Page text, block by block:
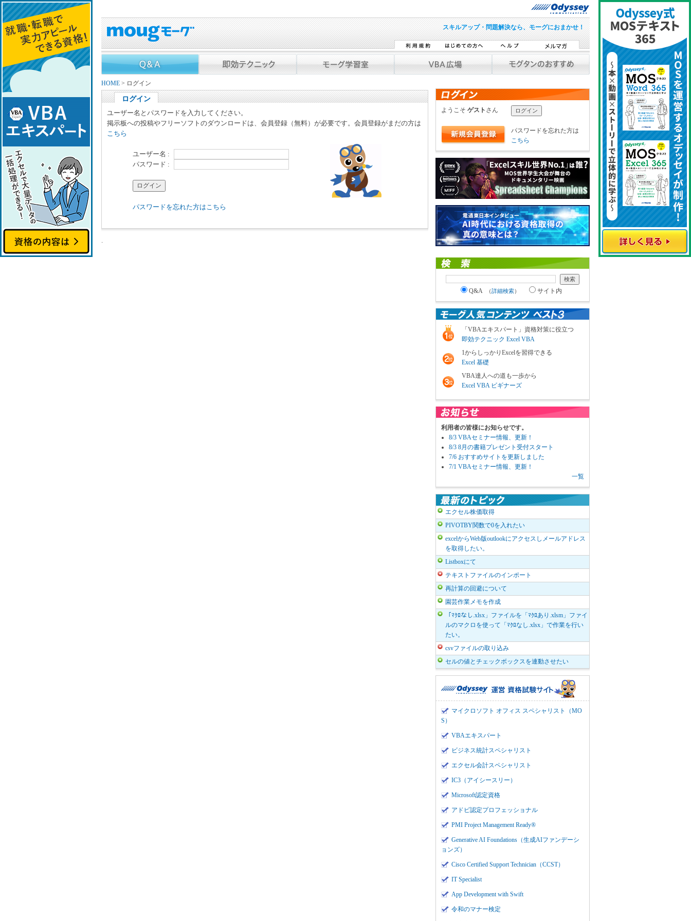
スキルアップ・問題解決なら、モーグにおまかせ！
HOME > ログイン
ログイン
ユーザー名とパスワードを入力してください。
掲示板への投稿やフリーソフトのダウンロードは、会員登録（無料）が必要です。会員登録がまだの方は
こちら
ユーザー名 :
パスワード :
パスワードを忘れた方はこちら
ようこそ ゲスト さん
パスワードを忘れた方は
こちら
Q&A （詳細検索） サイト内
「VBAエキスパート」資格対策に役立つ
即効テクニック Excel VBA
1からしっかりExcelを習得できる
Excel 基礎
VBA達人への道も一歩から
Excel VBA ビギナーズ
利用者の皆様にお知らせです。
8/3 VBAセミナー情報、更新！
8/3 8月の書籍プレゼント受付スタート
7/6 おすすめサイトを更新しました
7/1 VBAセミナー情報、更新！
一覧
エクセル株価取得
PIVOTBY関数で0を入れたい
excelからWeb版outlookにアクセスしメールアドレス
を取得したい。
Listboxにて
テキストファイルのインポート
再計算の回避について
園芸作業メモを作成
「ﾏｸﾛなし.xlsx」ファイルを「ﾏｸﾛあり.xlsm」ファイ
ルのマクロを使って「ﾏｸﾛなし.xlsx」で作業を行い
たい。
csvファイルの取り込み
セルの値とチェックボックスを連動させたい
マイクロソフト オフィス スペシャリスト（MO
S）
VBAエキスパート
ビジネス統計スペシャリスト
エクセル会計スペシャリスト
IC3（アイシースリー）
Microsoft認定資格
アドビ認定プロフェッショナル
PMI Project Management Ready®
Generative AI Foundations（生成AIファンデーシ
ョンズ）
Cisco Certified Support Technician（CCST）
IT Specialist
App Development with Swift
令和のマナー検定